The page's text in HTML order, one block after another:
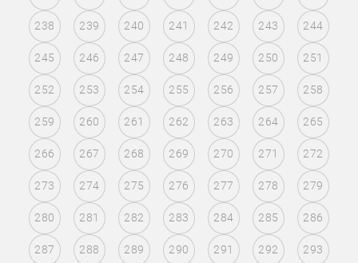
238 239 240 241 242 243 244
245 246 247 248 249 250 251
252 253 254 255 256 257 258
259 260 261 262 263 264 265
266 267 268 269 270 271 272
273 274 275 276 277 278 279
280 281 282 283 284 285 286
287 288 289 290 291 292 293